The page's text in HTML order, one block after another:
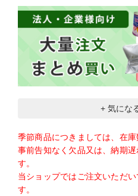
+ 気にな
季節商品につきましては、在
事前告知なく欠品又は、納期
す。
当ショップではご注文いただ
す。